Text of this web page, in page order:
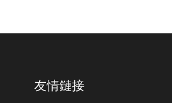
友情鏈接